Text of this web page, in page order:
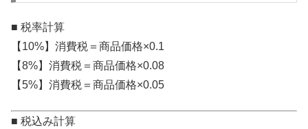
■ 税率計算
【10%】消費税＝商品価格×0.1
【8%】消費税＝商品価格×0.08
【5%】消費税＝商品価格×0.05
■ 税込み計算